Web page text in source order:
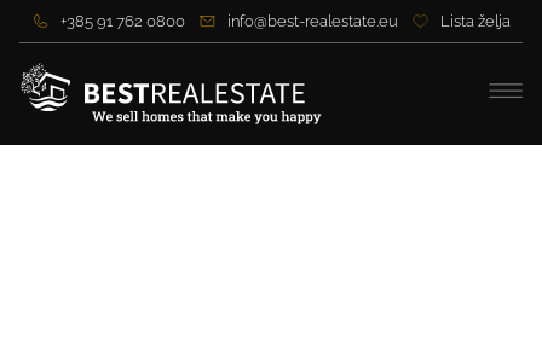
+385 91 762 0800 info@best-realestate.eu Lista želja